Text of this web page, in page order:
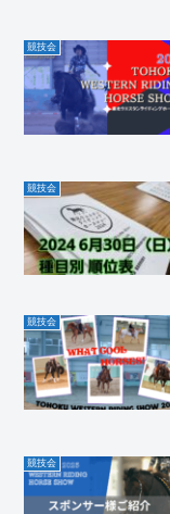
競技会
競技会
競技会
競技会